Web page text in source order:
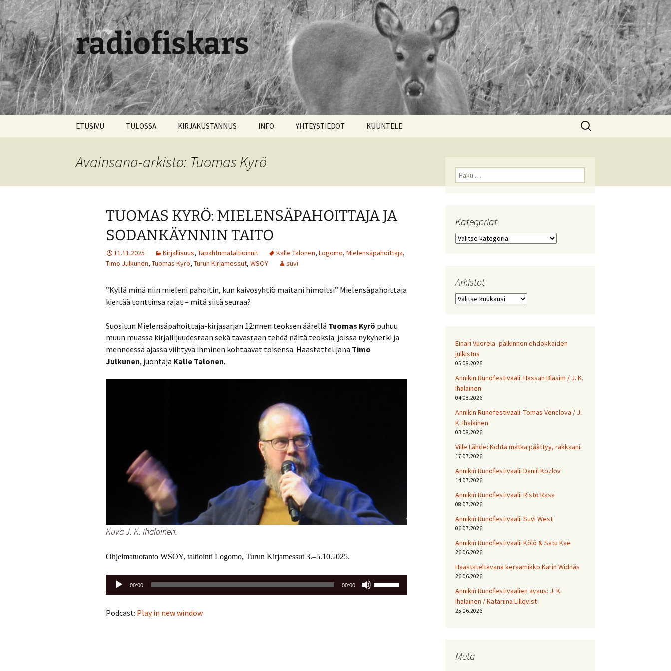
radiofiskars
ETUSIVU TULOSSA KIRJAKUSTANNUS INFO YHTEYSTIEDOT KUUNTELE
Haku:
Avainsana-arkisto: Tuomas Kyrö
TUOMAS KYRÖ: MIELENSÄPAHOITTAJA JA
SODANKÄYNNIN TAITO
11.11.2025 Kirjallisuus, Tapahtumataltioinnit Kalle Talonen, Logomo, Mielensäpahoittaja,
Timo Julkunen, Tuomas Kyrö, Turun Kirjamessut, WSOY suvi
”Kyllä minä niin mieleni pahoitin, kun kaivosyhtiö maitani himoitsi.” Mielensäpahoittaja
kiertää tonttinsa rajat – mitä siitä seuraa?
Suositun Mielensäpahoittaja-kirjasarjan 12:nnen teoksen äärellä Tuomas Kyrö puhuu
muun muassa kirjailijuudestaan sekä tavastaan tehdä näitä teoksia, joissa nykyhetki ja
menneessä ajassa viihtyvä ihminen kohtaavat toisensa. Haastattelijana Timo
Julkunen, juontaja Kalle Talonen.
Kuva J. K. Ihalainen.
Ohjelmatuotanto WSOY, taltiointi Logomo, Turun Kirjamessut 3.–5.10.2025.
Äänitoistin
00:00 00:00
Podcast: Play in new window
Haku:
Kategoriat
Kategoriat
Arkistot
Arkistot
Einari Vuorela -palkinnon ehdokkaiden
julkistus
05.08.2026
Annikin Runofestivaali: Has­san Bla­sim / J. K.
Ihalainen
04.08.2026
Annikin Runofestivaali: Tomas Venclova / J.
K. Ihalainen
03.08.2026
Ville Lähde: Kohta matka päättyy, rakkaani.
17.07.2026
Annikin Runofestivaali: Daniil Kozlov
14.07.2026
Annikin Runofestivaali: Risto Rasa
08.07.2026
Annikin Runofestivaali: Suvi West
06.07.2026
Annikin Runofestivaali: Kölö & Satu Kae
26.06.2026
Haastateltavana keraamikko Karin Widnäs
26.06.2026
Annikin Runofestivaalien avaus: J. K.
Ihalainen / Katariina Lillqvist
25.06.2026
Meta